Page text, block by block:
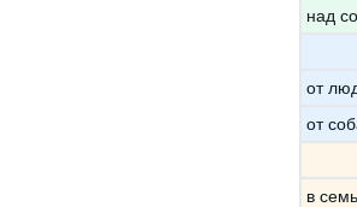
над
от
от
в